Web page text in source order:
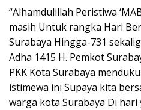
“Alhamdulillah Peristiwa
masih Untuk rangka Hari
Surabaya Hingga-731
Adha 1415 H. Pemkot
PKK Kota Surabaya
istimewa ini Supaya kita
warga kota Surabaya Di